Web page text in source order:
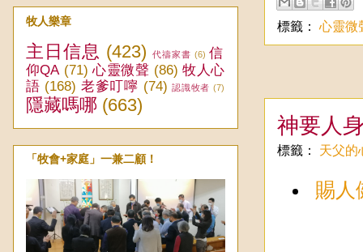
標籤： 心靈微
神要人
標籤： 天父
賜人
牧人樂章
主日信息 (423) 代禱家書 (6) 信
仰QA (71) 心靈微聲 (86) 牧人心
語 (168) 老爹叮嚀 (74) 認識牧者 (7)
隱藏嗎哪 (663)
「牧會+家庭」一兼二顧！